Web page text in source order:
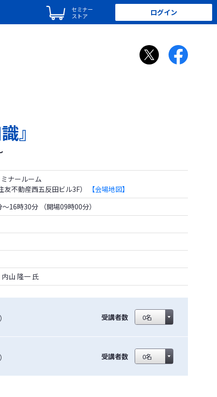
セミナー
ストア
ログイン
』
ナールーム
不動産西五反田ビル3F）
【会場地図】
16時30分 （開場09時00分）
山 隆一 氏
受講者数
受講者数